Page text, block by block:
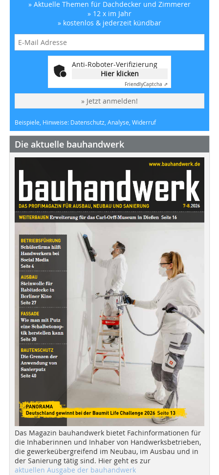
» Aktuelle Themen für Dachdecker und Zimmerer
» 12 x im Jahr
» kostenlos & jederzeit kündbar
Anti-Roboter-Verifizierung
Hier klicken
FriendlyCaptcha ⇗
» Jetzt anmelden!
Beispiele, Hinweise: Datenschutz, Analyse, Widerruf
Die aktuelle bauhandwerk
Das Magazin bauhandwerk bietet Fachinformationen für
die Inhaberinnen und Inhaber von Handwerksbetrieben,
die gewerkeübergreifend im Neubau, im Ausbau und in
der Sanierung tätig sind. Hier geht es zur
aktuellen Ausgabe der bauhandwerk